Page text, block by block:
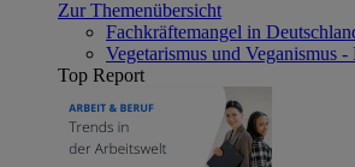
Zur Themenübersicht
Fachkräftemangel in
Vegetarismus und Veganismus
Top Report